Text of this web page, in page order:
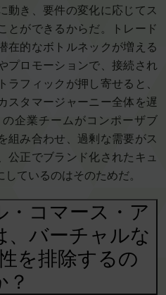
動き、要件の変化に応じてス
とができるからだ。トレード
在的なボトルネックが増える
プロモーションで、接続され
フィックが押し寄せると、
スタマージャーニー全体を遅
企業チームがコンポーザブ
組み合わせ、過剰な需要がス
公正でブランド化されたキュ
ているのはそのためだ。
・コマース・ア
、バーチャルな
を排除するの
？